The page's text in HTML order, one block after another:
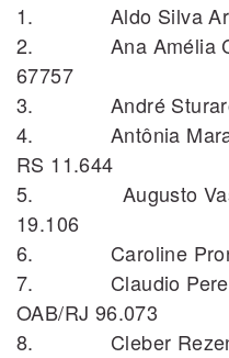
1. Aldo Silva
2. Ana Amélia
67757
3. André Sturaro -
4. Antônia Mara
RS 11.644
5. Augusto
19.106
6. Caroline Proner
7. Claudio Pereira
OAB/RJ 96.073
8. Cleber